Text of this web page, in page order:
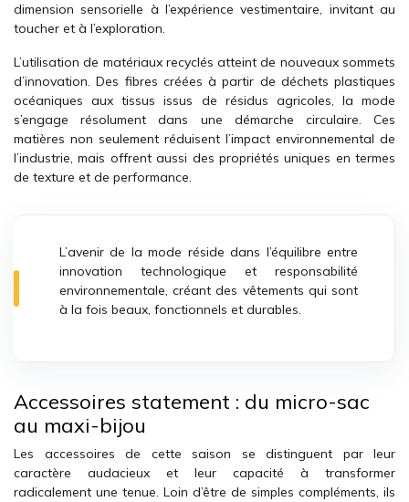
dimension sensorielle à l’expérience vestimentaire, invitant au
toucher et à l’exploration.
L’utilisation de matériaux recyclés atteint de nouveaux sommets
d’innovation. Des fibres créées à partir de déchets plastiques
océaniques aux tissus issus de résidus agricoles, la mode
s’engage résolument dans une démarche circulaire. Ces
matières non seulement réduisent l’impact environnemental de
l’industrie, mais offrent aussi des propriétés uniques en termes
de texture et de performance.
L’avenir de la mode réside dans l’équilibre entre
innovation technologique et responsabilité
environnementale, créant des vêtements qui sont
à la fois beaux, fonctionnels et durables.
Accessoires statement : du micro-sac
au maxi-bijou
Les accessoires de cette saison se distinguent par leur
caractère audacieux et leur capacité à transformer
radicalement une tenue. Loin d’être de simples compléments, ils